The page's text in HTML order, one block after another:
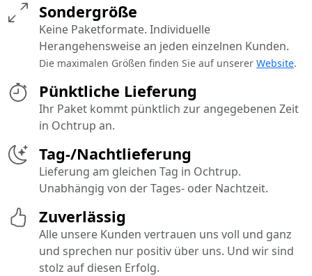
Pünktliche Lieferung
Ihr Paket kommt pünktlich zur angegebenen Zeit
in Ochtrup an.
Tag-/Nachtlieferung
Lieferung am gleichen Tag in Ochtrup.
Unabhängig von der Tages- oder Nachtzeit.
Sondergröße
Keine Paketformate. Individuelle
Herangehensweise an jeden einzelnen Kunden.
Die maximalen Größen finden Sie auf unserer Website.
Zuverlässig
Alle unsere Kunden vertrauen uns voll und ganz
und sprechen nur positiv über uns. Und wir sind
stolz auf diesen Erfolg.